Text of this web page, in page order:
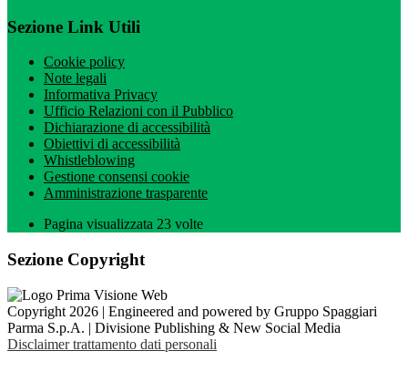
Sezione Link Utili
Cookie policy
Note legali
Informativa Privacy
Ufficio Relazioni con il Pubblico
Dichiarazione di accessibilità
Obiettivi di accessibilità
Whistleblowing
Gestione consensi cookie
Amministrazione trasparente
Pagina visualizzata 23 volte
Sezione Copyright
Copyright 2026 | Engineered and powered by Gruppo Spaggiari
Parma S.p.A. | Divisione Publishing & New Social Media
Disclaimer trattamento dati personali